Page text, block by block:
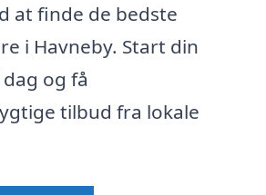
at finde de bedste
i Havneby. Start din
og få
tilbud fra lokale